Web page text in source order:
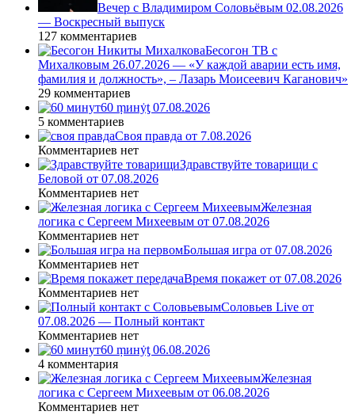
Вечер с Владимиром Соловьёвым 02.08.2026
— Воскресный выпуск
127 комментариев
Бесогон ТВ с
Михалковым 26.07.2026 — «У каждой аварии есть имя,
фамилия и должность», – Лазарь Моисеевич Каганович»
29 комментариев
60 ṃинẏƫ 07.08.2026
5 комментариев
Своя правда от 7.08.2026
Комментариев нет
Здравствуйте товарищи с
Беловой от 07.08.2026
Комментариев нет
Железная
логика с Сергеем Михеевым от 07.08.2026
Комментариев нет
Большая игра от 07.08.2026
Комментариев нет
Время покажет от 07.08.2026
Комментариев нет
Соловьев Live от
07.08.2026 — Полный контакт
Комментариев нет
60 ṃинẏƫ 06.08.2026
4 комментария
Железная
логика с Сергеем Михеевым от 06.08.2026
Комментариев нет